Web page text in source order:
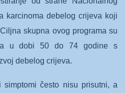
karcinoma debelog crijeva koji
skupna ovog programa su
u dobi 50 do 74 godine s
debelog crijeva.
simptomi često nisu prisutni, a